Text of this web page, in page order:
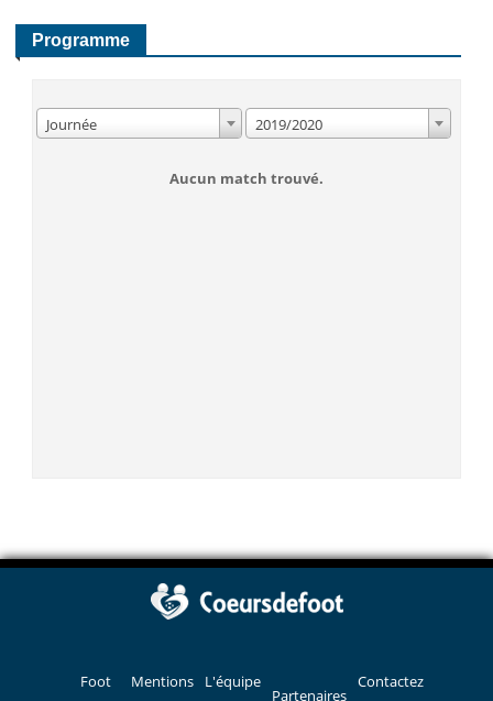
Programme
Journée 2019/2020
Aucun match trouvé.
Foot
Mentions
L'équipe
Partenaires
Contactez